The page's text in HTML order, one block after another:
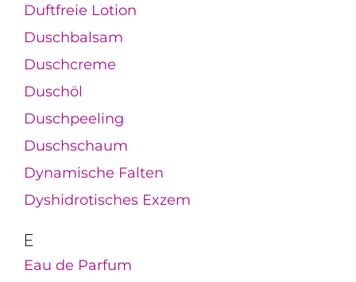
Duftfreie Lotion
Duschbalsam
Duschcreme
Duschöl
Duschpeeling
Duschschaum
Dynamische Falten
Dyshidrotisches Exzem
E
Eau de Parfum